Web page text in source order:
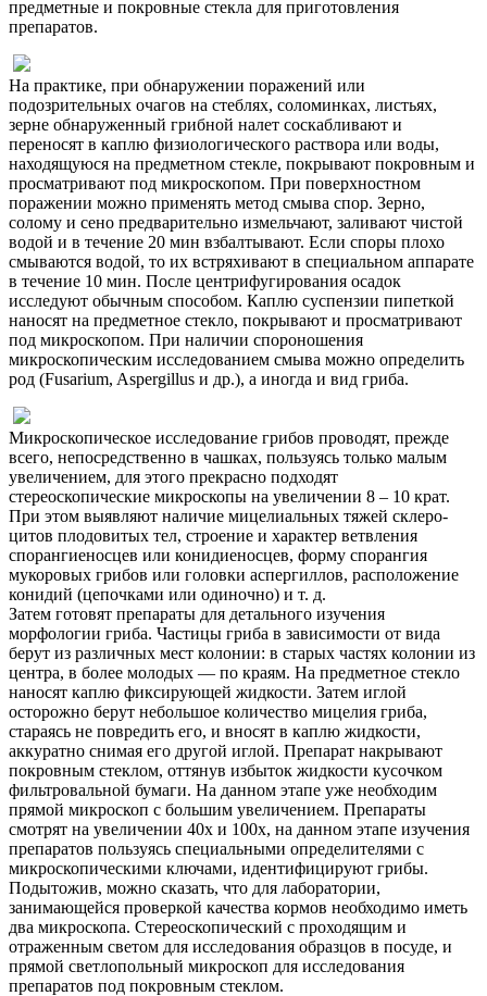
предметные и покровные стекла для приготовления
препаратов.
На практике, при обнаружении поражений или
подозрительных очагов на стеблях, соломинках, листьях,
зерне обнаруженный грибной налет соскабливают и
переносят в каплю физиологического раствора или воды,
находящуюся на предметном стекле, покрывают покровным и
просматривают под микроскопом. При поверхностном
поражении можно применять метод смыва спор. Зерно,
солому и сено предварительно измельчают, заливают чистой
водой и в течение 20 мин взбалтывают. Если споры плохо
смываются водой, то их встряхивают в специальном аппарате
в течение 10 мин. После центрифугирования осадок
исследуют обычным способом. Каплю суспензии пипеткой
наносят на предметное стекло, покрывают и просматривают
под микроскопом. При наличии спороношения
микроскопическим исследованием смыва можно определить
род (Fusarium, Aspergillus и др.), а иногда и вид гриба.
Микроскопическое исследование грибов проводят, прежде
всего, непосредственно в чашках, пользуясь только малым
увеличением, для этого прекрасно подходят
стереоскопические микроскопы на увеличении 8 – 10 крат.
При этом выявляют наличие мицелиальных тяжей склеро­
цитов плодовитых тел, строение и характер ветвления
спорангиеносцев или конидиеносцев, форму спорангия
мукоровых грибов или головки аспергиллов, расположение
конидий (цепочками или одиночно) и т. д.
Затем готовят препараты для детального изучения
морфологии гриба. Частицы гриба в зависимости от вида
берут из различных мест колонии: в старых частях колонии из
центра, в более молодых — по краям. На предметное стекло
наносят каплю фиксирующей жидкости. Затем иглой
осторожно берут небольшое количество мицелия гриба,
стараясь не повредить его, и вносят в каплю жидкости,
аккуратно снимая его другой иглой. Препарат накрывают
покровным стеклом, оттянув избыток жидкости кусочком
фильтровальной бумаги. На данном этапе уже необходим
прямой микроскоп с большим увеличением. Препараты
смотрят на увеличении 40х и 100х, на данном этапе изучения
препаратов пользуясь специальными определителями с
микроскопическими ключами, идентифицируют грибы.
Подытожив, можно сказать, что для лаборатории,
занимающейся проверкой качества кормов необходимо иметь
два микроскопа. Стереоскопический с проходящим и
отраженным светом для исследования образцов в посуде, и
прямой светлопольный микроскоп для исследования
препаратов под покровным стеклом.